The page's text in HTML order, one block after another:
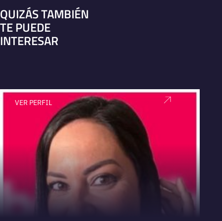
QUIZÁS TAMBIÉN
TE PUEDE
INTERESAR
VER PERFIL